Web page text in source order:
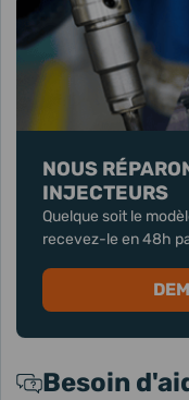
NOUS
INJECTEURS
Quelque soit le
recevez-le en 48h
Besoin